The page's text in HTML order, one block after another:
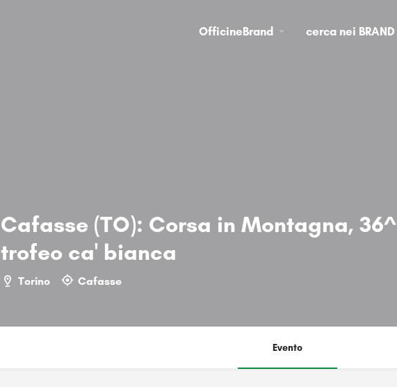
OfficineBrand cerca nei BRAND
Cafasse (TO): Corsa in Montagna, 36^
trofeo ca' bianca
Torino Cafasse
Evento